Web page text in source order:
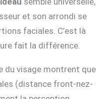
et son arrondi se
faciales. C’est là
fait la différence.
du visage montrent que
(distance front-nez-